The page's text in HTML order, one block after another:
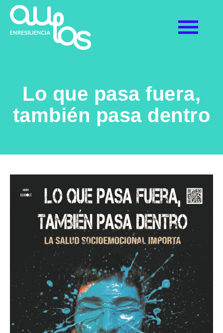
Lo que pasa fuera,
también pasa dentro